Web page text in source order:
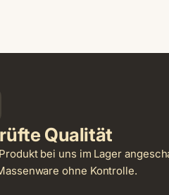
Qualität
bei uns im Lager
ohne Kontrolle.